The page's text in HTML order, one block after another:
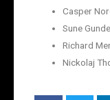
Casper
Sune
Richard
Nickolaj